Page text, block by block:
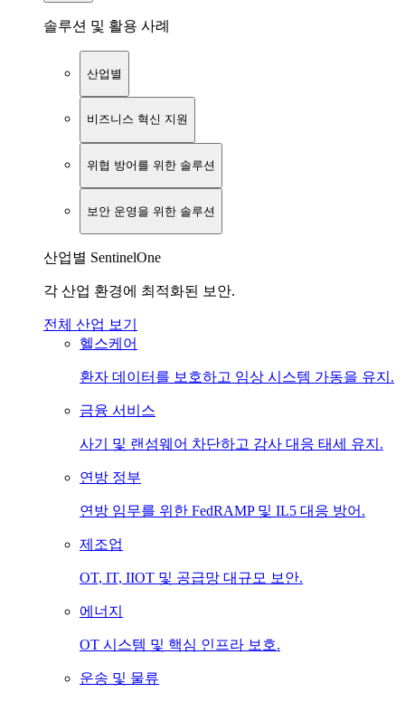
솔루션 및 활용 사례
산업별
비즈니스 혁신 지원
위협 방어를 위한 솔루션
보안 운영을 위한 솔루션
산업별 SentinelOne
각 산업 환경에 최적화된 보안.
전체 산업 보기
헬스케어
환자 데이터를 보호하고 임상 시스템 가동을 유지.
금융 서비스
사기 및 랜섬웨어 차단하고 감사 대응 태세 유지.
연방 정부
연방 임무를 위한 FedRAMP 및 IL5 대응 방어.
제조업
OT, IT, IIOT 및 공급망 대규모 보안.
에너지
OT 시스템 및 핵심 인프라 보호.
운송 및 물류